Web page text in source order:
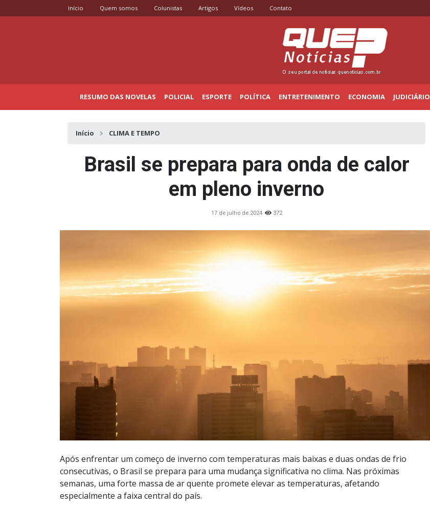
Início Quem somos Colunistas Artigos Vídeos Contato
RESUMO DAS NOVELAS POLICIAL ESPORTE POLÍTICA ENTRETENIMENTO ECONOMIA JUDICIÁRIO
Início CLIMA E TEMPO
Brasil se prepara para onda de calor
em pleno inverno
17 de julho de 2024 372
Após enfrentar um começo de inverno com temperaturas mais baixas e duas ondas de frio
consecutivas, o Brasil se prepara para uma mudança significativa no clima. Nas próximas
semanas, uma forte massa de ar quente promete elevar as temperaturas, afetando
especialmente a faixa central do país.